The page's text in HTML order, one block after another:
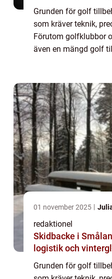
Grunden för golf
som kräver teknik,
Förutom golfklubbor
även en mängd golf
01 november 2025
redaktionel
Skidbacke i
logistik och
Grunden för golf